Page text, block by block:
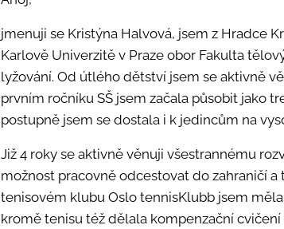
jmenuji se Kristýna Halvová, jsem z Hradce
Karlově Univerzitě v Praze obor Fakulta
lyžování. Od útlého dětství jsem se aktivně
prvním ročníku SŠ jsem začala působit jako
postupně jsem se dostala i k jedincům na
Již 4 roky se aktivně věnuji všestrannému
možnost pracovně odcestovat do zahraničí
tenisovém klubu Oslo tennisKlubb jsem
kromě tenisu též dělala kompenzační